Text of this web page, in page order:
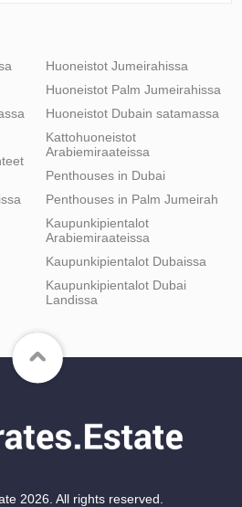
Huoneistot Jumeirahissa
Huoneistot Palm Jumeirahissa
Huoneistot Dubain satamassa
Kattohuoneistot
Arabiemiraateissa
Penthouses in Dubai
Penthouses in Palm Jumeirah
Kaupunkipientalot
Arabiemiraateissa
Kaupunkipientalot Dubaissa
Kaupunkipientalot Dubai
Landissa
2026. All rights reserved.